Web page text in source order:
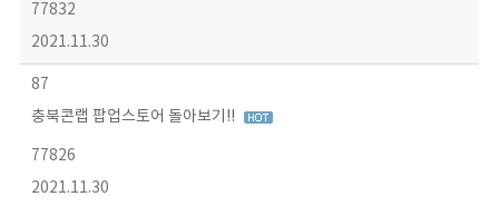
77832
2021.11.30
87
충북콘랩 팝업스토어 돌아보기!!
77826
2021.11.30